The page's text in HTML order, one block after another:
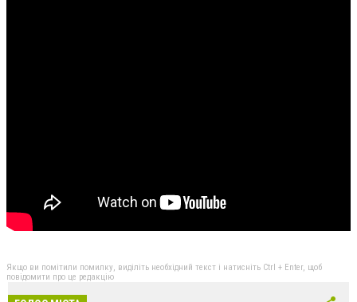
Якщо ви помітили помилку, виділіть необхідний текст і натисніть Ctrl + Enter, щоб
повідомити про це редакцію